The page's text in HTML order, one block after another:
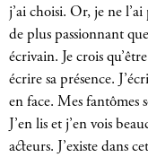
j’ai choisi. Or, je ne
de plus passionnant
écrivain. Je crois
écrire sa présence.
en face. Mes fantômes
J’en lis et j’en vois
acteurs. J’existe dans